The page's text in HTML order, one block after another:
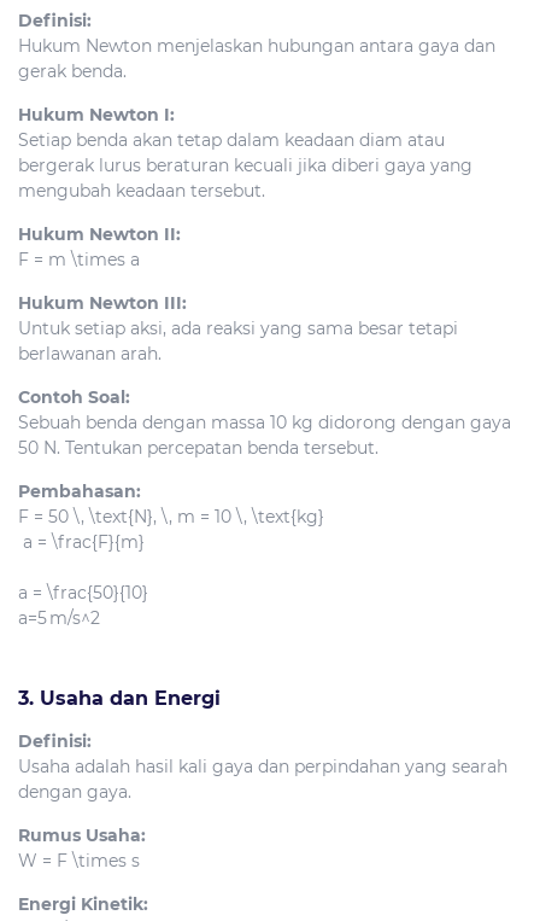
Definisi:
Hukum Newton menjelaskan hubungan antara gaya dan
gerak benda.
Hukum Newton I:
Setiap benda akan tetap dalam keadaan diam atau
bergerak lurus beraturan kecuali jika diberi gaya yang
mengubah keadaan tersebut.
Hukum Newton II:
F = m \times a
Hukum Newton III:
Untuk setiap aksi, ada reaksi yang sama besar tetapi
berlawanan arah.
Contoh Soal:
Sebuah benda dengan massa 10 kg didorong dengan gaya
50 N. Tentukan percepatan benda tersebut.
Pembahasan:
F = 50 \, \text{N}, \, m = 10 \, \text{kg}
a = \frac{F}{m}
a = \frac{50}{10}
a=5m/s^2
3. Usaha dan Energi
Definisi:
Usaha adalah hasil kali gaya dan perpindahan yang searah
dengan gaya.
Rumus Usaha:
W = F \times s
Energi Kinetik: